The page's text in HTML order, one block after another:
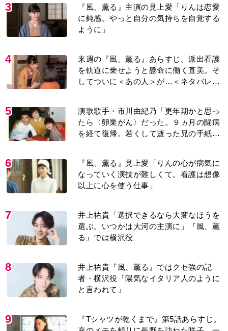
3
『風、薫る』主演の見上愛「りんは恋愛
に鈍感。やっと自分の気持ちを自覚する
ように」
4
来週の『風、薫る』あらすじ。派出看護
を軌道に乗せようと懸命に働く直美。そ
してついに＜あの人＞が…＜ネタバレあ
5
演歌歌手・市川由紀乃「更年期かと思っ
たら〈卵巣がん〉だった。９ヵ月の闘病
を経て復帰。若くして逝った兄の手紙を
6
『風、薫る』見上愛「りんの心が病気に
なっていく演技が難しくて。看護は想像
以上に心を使う仕事」
7
井上祐貴「選択できるなら大変なほうを
選ぶ。いつかは大河の主演に」『風、薫
る』では横沢役
8
井上祐貴『風、薫る』ではクセ強の記
者・横沢役「陽気なイタリア人のように
と言われて」
9
『Tシャツが乾くまで』第5話あらすじ。